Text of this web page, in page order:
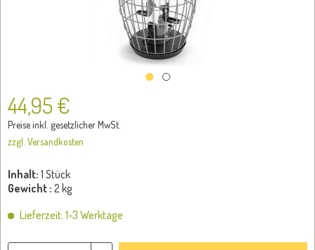
44,95 €
Preise inkl. gesetzlicher MwSt.
zzgl. Versandkosten
Inhalt: 1 Stück
Gewicht : 2 kg
Lieferzeit: 1-3 Werktage